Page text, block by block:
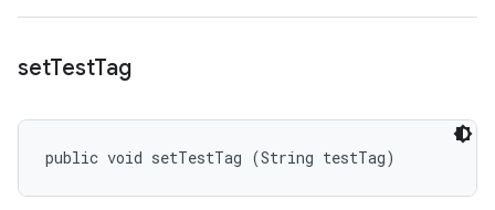
setTestTag
public void setTestTag (String testTag)